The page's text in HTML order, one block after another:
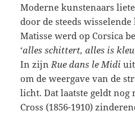
Moderne kunstenaars
door de steeds
Matisse werd op Corsica
‘alles schittert, alles is
In zijn Rue dans le Midi
om de weergave van de
licht. Dat laatste geldt
Cross (1856-1910)